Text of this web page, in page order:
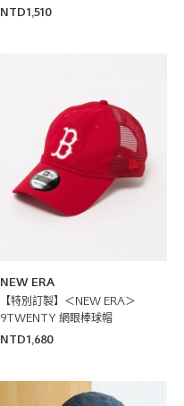
NTD1,510
NEW ERA
【特別訂製】＜NEW ERA＞
9TWENTY 網眼棒球帽
NTD1,680